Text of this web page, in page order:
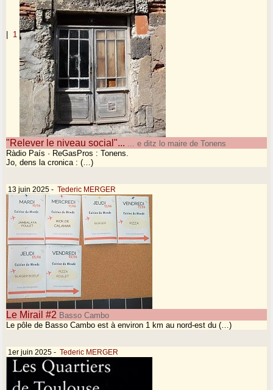
1
"Relever le niveau social"... ... e ditz lo maire de Tonens
Ràdio País · ReGasPros : Tonens.
Jo, dens la cronica : (…)
13 juin 2025 - Tederic MERGER
Le Mirail #2 Basso Cambo
Le pôle de Basso Cambo est à environ 1 km au nord-est du (…)
1er juin 2025 - Tederic MERGER